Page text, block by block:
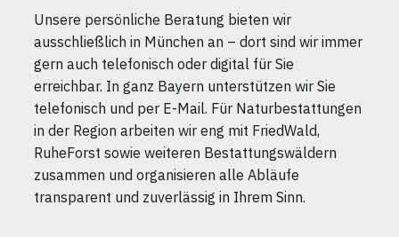
Unsere persönliche Beratung bieten wir
ausschließlich in München an – dort sind wir immer
gern auch telefonisch oder digital für Sie
erreichbar. In ganz Bayern unterstützen wir Sie
telefonisch und per E-Mail. Für Naturbestattungen
in der Region arbeiten wir eng mit FriedWald,
RuheForst sowie weiteren Bestattungswäldern
zusammen und organisieren alle Abläufe
transparent und zuverlässig in Ihrem Sinn.